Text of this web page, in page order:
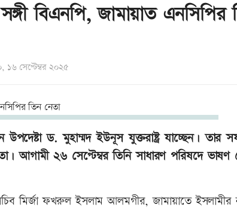
বিএনপি, জামায়াত এনসিপির
সেপ্টেম্বর ২০২৫
ড. মুহাম্মদ ইউনূস যুক্তরাষ্ট্র যাচ্ছেন। তার
আগামী ২৬ সেপ্টেম্বর তিনি সাধারণ পরিষদে ভাষণ
মির্জা ফখরুল ইসলাম আলমগীর, জামায়াতে ইসলামীর